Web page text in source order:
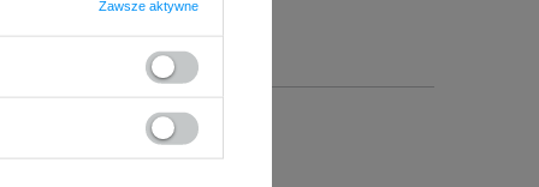
Zawsze aktywne